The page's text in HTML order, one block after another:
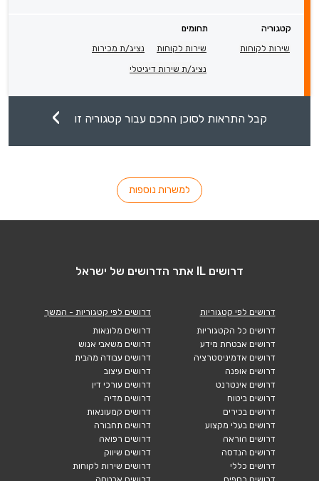
קטגוריה
תחומים
שירות לקוחות
שירות לקוחות נציג/ת מכירות
נציג/ת שירות דיגיטלי
קבל התראות לסוכן החכם עבור קטגוריה זו
למשרות נוספות
דרושים IL אתר הדרושים של ישראל
דרושים לפי קטגוריות
דרושים כל הקטגוריות
דרושים אבטחת מידע
דרושים אדמיניסטרציה
דרושים אופנה
דרושים אינטרנט
דרושים ביטוח
דרושים בכירים
דרושים בעלי מקצוע
דרושים הוראה
דרושים הנדסה
דרושים כללי
דרושים לפי קטגוריות - המשך
דרושים מלונאות
דרושים משאבי אנוש
דרושים עבודה מהבית
דרושים עיצוב
דרושים עורכי דין
דרושים מדיה
דרושים קמעונאות
דרושים תחבורה
דרושים רפואה
דרושים שיווק
דרושים שירות לקוחות